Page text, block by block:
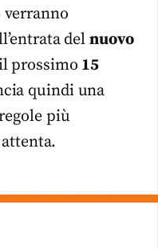
verranno
del nuovo
prossimo 15
quindi una
più